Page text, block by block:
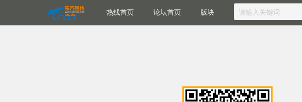
热线首页 论坛首页 版块